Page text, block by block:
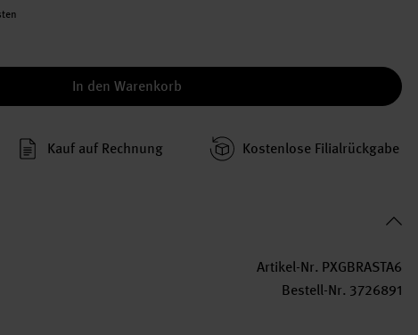
In den Warenkorb
Kauf auf Rechnung Kosten­lose Filial­rückgabe
Artikel-Nr. PXGBRASTA6
Bestell-Nr. 3726891